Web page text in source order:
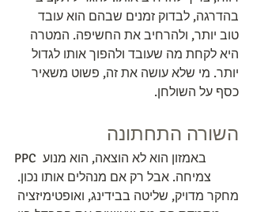
בהדרגה, לבדוק זמנים שבהם הוא עובד
טוב יותר, ולהרחיב את החשיפה. המטרה
היא לקחת מה שעובד ולהפוך אותו לגדול
יותר. מי שלא עושה את זה, פשוט משאיר
כסף על השולחן.
השורה התחתונה
PPC באמזון הוא לא הוצאה, הוא מנוע
צמיחה. אבל רק אם מנהלים אותו נכון.
מחקר מדויק, שליטה בבידינג, ואופטימיזציה